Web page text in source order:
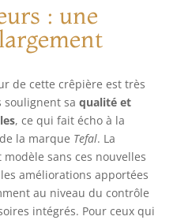
: une
de cette crêpière est très
soulignent sa qualité et
, ce qui fait écho à la
la marque Tefal. La
sans ces nouvelles
améliorations apportées
au niveau du contrôle
intégrés. Pour ceux qui